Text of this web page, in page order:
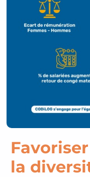
la